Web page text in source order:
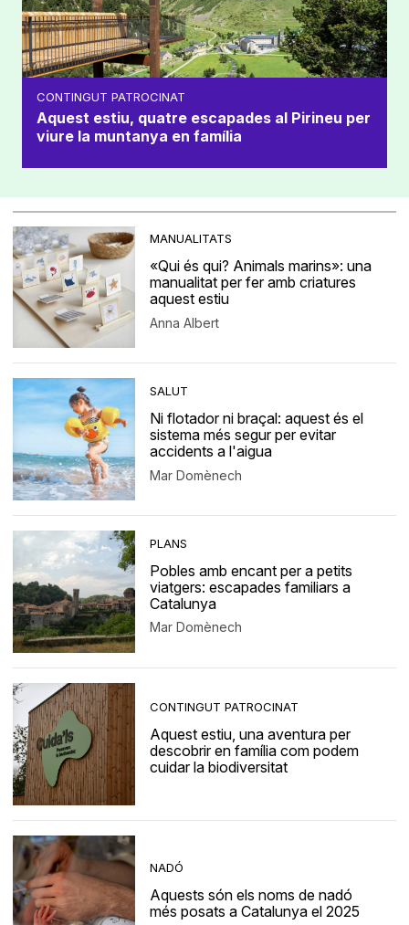
CONTINGUT PATROCINAT
Aquest estiu, quatre escapades al Pirineu per
viure la muntanya en família
MANUALITATS
«Qui és qui? Animals marins»: una
manualitat per fer amb criatures
aquest estiu
Anna Albert
SALUT
Ni flotador ni braçal: aquest és el
sistema més segur per evitar
accidents a l'aigua
Mar Domènech
PLANS
Pobles amb encant per a petits
viatgers: escapades familiars a
Catalunya
Mar Domènech
CONTINGUT PATROCINAT
Aquest estiu, una aventura per
descobrir en família com podem
cuidar la biodiversitat
NADÓ
Aquests són els noms de nadó
més posats a Catalunya el 2025